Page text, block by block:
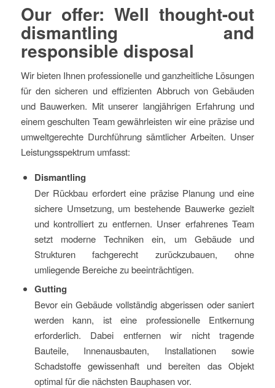
Our offer: Well thought-out
dismantling and
responsible disposal
Wir bieten Ihnen professionelle und ganzheitliche Lösungen
für den sicheren und effizienten Abbruch von Gebäuden
und Bauwerken. Mit unserer langjährigen Erfahrung und
einem geschulten Team gewährleisten wir eine präzise und
umweltgerechte Durchführung sämtlicher Arbeiten. Unser
Leistungsspektrum umfasst:
Dismantling
Der Rückbau erfordert eine präzise Planung und eine
sichere Umsetzung, um bestehende Bauwerke gezielt
und kontrolliert zu entfernen. Unser erfahrenes Team
setzt moderne Techniken ein, um Gebäude und
Strukturen fachgerecht zurückzubauen, ohne
umliegende Bereiche zu beeinträchtigen.
Gutting
Bevor ein Gebäude vollständig abgerissen oder saniert
werden kann, ist eine professionelle Entkernung
erforderlich. Dabei entfernen wir nicht tragende
Bauteile, Innenausbauten, Installationen sowie
Schadstoffe gewissenhaft und bereiten das Objekt
optimal für die nächsten Bauphasen vor.